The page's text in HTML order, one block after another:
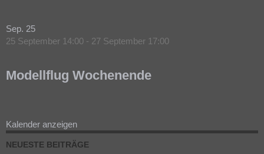
Sep. 25
25 September 14:00 - 27 September 17:00
Modellflug Wochenende
Kalender anzeigen
NEUESTE BEITRÄGE